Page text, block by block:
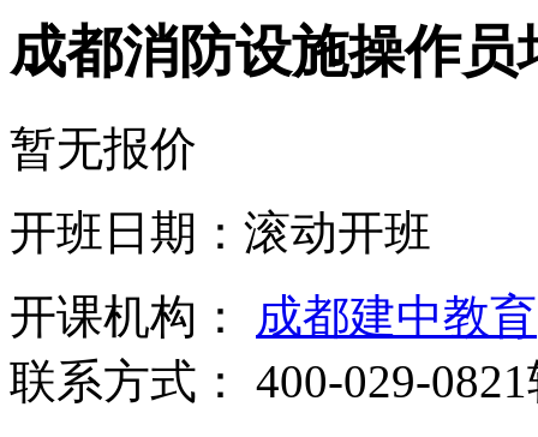
成都消防设施操作员
暂无报价
开班日期：滚动开班
开课机构：
成都建中教育
联系方式：
400-029-